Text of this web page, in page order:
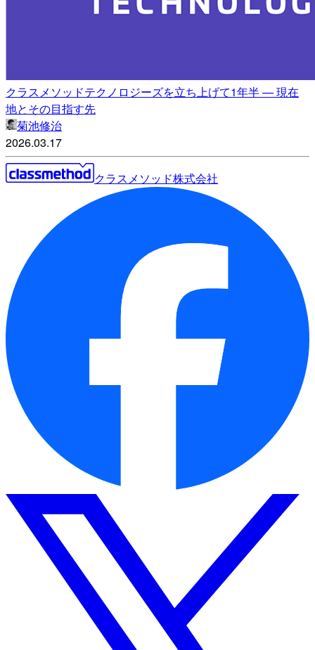
クラスメソッドテクノロジーズを立ち上げて1年半 — 現在
地とその目指す先
菊池修治
2026.03.17
クラスメソッド株式会社